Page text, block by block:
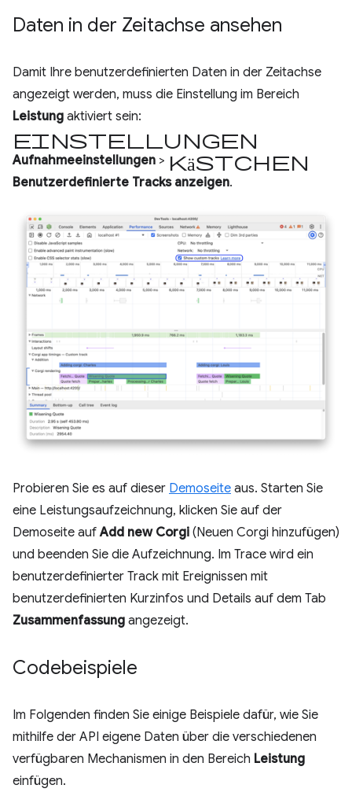
Daten in der Zeitachse ansehen
Damit Ihre benutzerdefinierten Daten in der Zeitachse
angezeigt werden, muss die Einstellung im Bereich
Leistung aktiviert sein:
Einstellungen
Aufnahmeeinstellungen > Kästchen
Benutzerdefinierte Tracks anzeigen.
Probieren Sie es auf dieser Demoseite aus. Starten Sie
eine Leistungsaufzeichnung, klicken Sie auf der
Demoseite aufAdd new Corgi (Neuen Corgi hinzufügen)
und beenden Sie die Aufzeichnung. Im Trace wird ein
benutzerdefinierter Track mit Ereignissen mit
benutzerdefinierten Kurzinfos und Details auf dem Tab
Zusammenfassung angezeigt.
Codebeispiele
Im Folgenden finden Sie einige Beispiele dafür, wie Sie
mithilfe der API eigene Daten über die verschiedenen
verfügbaren Mechanismen in den Bereich Leistung
einfügen.